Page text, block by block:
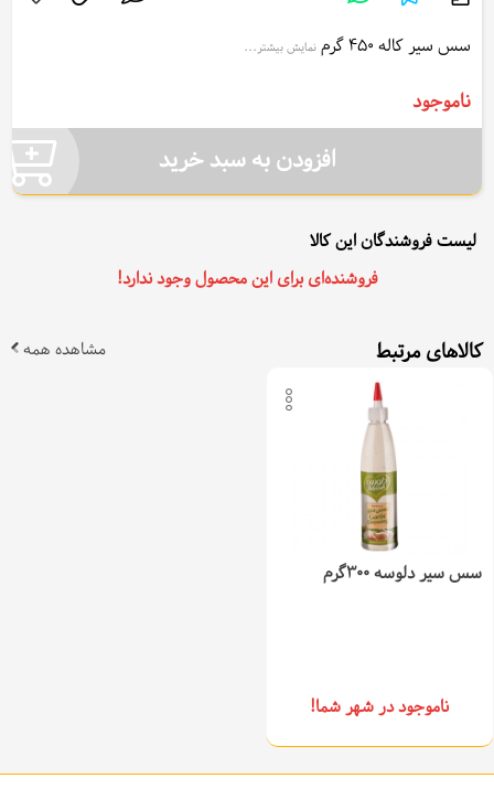
سس سیر کاله 450 گرم نمایش بیشتر...
ناموجود
افزودن به سبد خرید
لیست فروشندگان این کالا
فروشنده‌ای برای این محصول وجود ندارد!
کالاهای مرتبط مشاهده همه
سس سیر دلوسه 300گرم
ناموجود در شهر شما!